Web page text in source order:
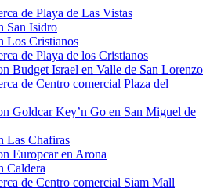
de Playa de Las Vistas
San Isidro
Los Cristianos
de Playa de los Cristianos
Budget Israel en Valle de San Lorenzo
de Centro comercial Plaza del
Goldcar Key’n Go en San Miguel de
Las Chafiras
Europcar en Arona
Caldera
de Centro comercial Siam Mall